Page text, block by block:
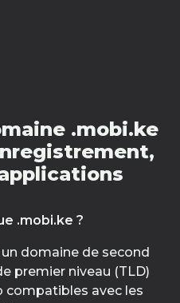
.mobi.ke
.mobi.ke ?
domaine de second
premier niveau (TLD)
compatibles avec les